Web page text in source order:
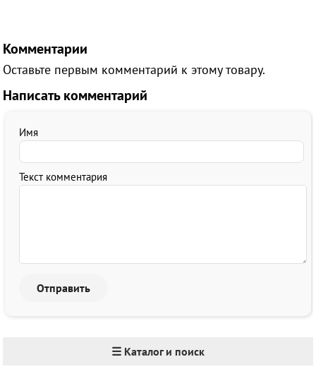
Комментарии
Оставьте первым комментарий к этому товару.
Написать комментарий
Имя
Текст комментария
☰ Каталог и поиск